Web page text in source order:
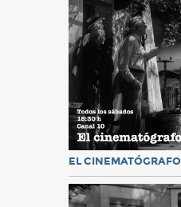
EL CINEMATÓGRAFO